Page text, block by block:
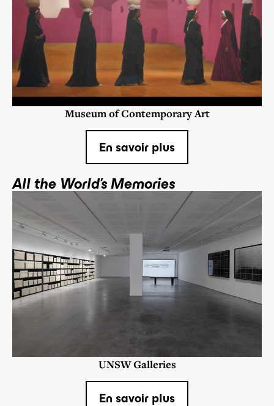
Museum of Contemporary Art
En savoir plus
All the World’s Memories
UNSW Galleries
En savoir plus